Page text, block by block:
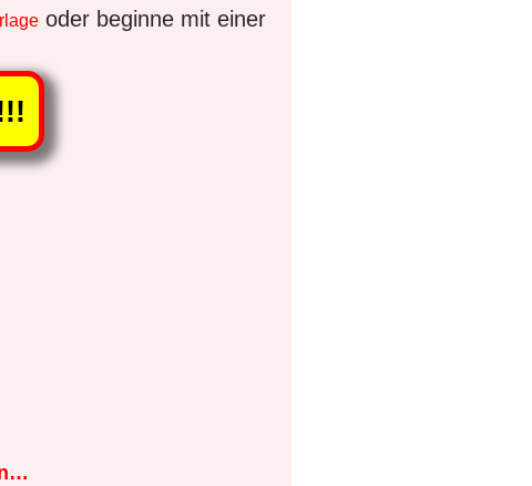
Passwort vergessen?
oder beginne mit einer